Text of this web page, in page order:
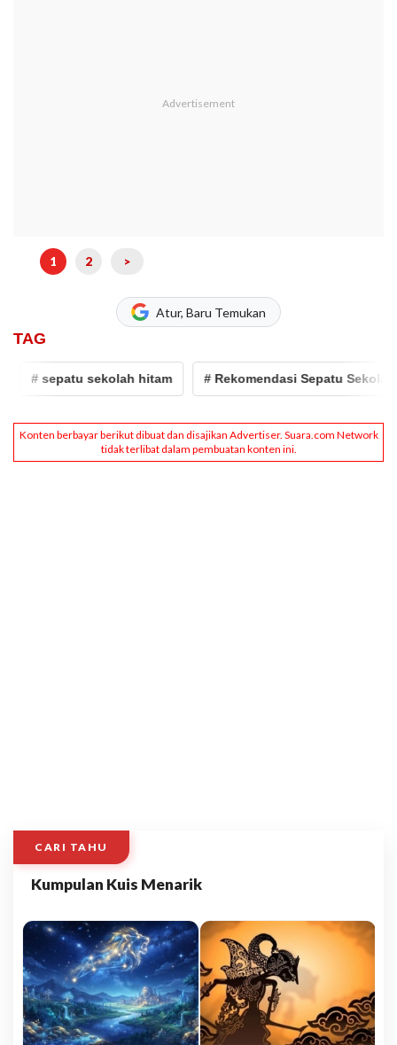
1 2 >
Atur, Baru Temukan
TAG
# sepatu sekolah hitam # Rekomendasi Sepatu Sekolah
CARI TAHU
Kumpulan Kuis Menarik